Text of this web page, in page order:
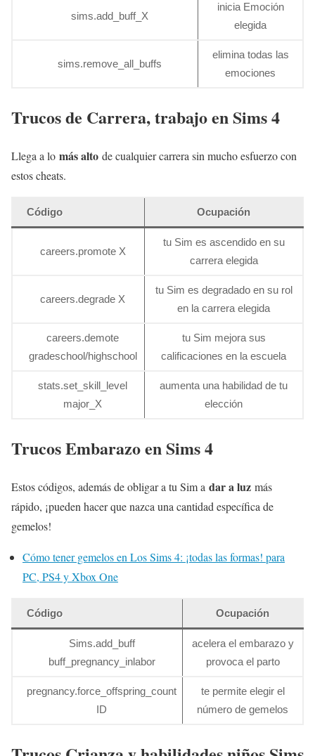
sims.add_buff_X
inicia Emoción
elegida
sims.remove_all_buffs
elimina todas las
emociones
Trucos de Carrera, trabajo en Sims 4
Llega a lo más alto de cualquier carrera sin mucho esfuerzo con
estos cheats.
Código Ocupación
careers.promote X
tu Sim es ascendido en su
carrera elegida
careers.degrade X
tu Sim es degradado en su rol
en la carrera elegida
careers.demote
gradeschool/highschool
tu Sim mejora sus
calificaciones en la escuela
stats.set_skill_level
major_X
aumenta una habilidad de tu
elección
Trucos Embarazo en Sims 4
Estos códigos, además de obligar a tu Sim a dar a luz más
rápido, ¡pueden hacer que nazca una cantidad específica de
gemelos!
Cómo tener gemelos en Los Sims 4: ¡todas las formas! para
PC, PS4 y Xbox One
Código Ocupación
Sims.add_buff
buff_pregnancy_inlabor
acelera el embarazo y
provoca el parto
pregnancy.force_offspring_count
ID
te permite elegir el
número de gemelos